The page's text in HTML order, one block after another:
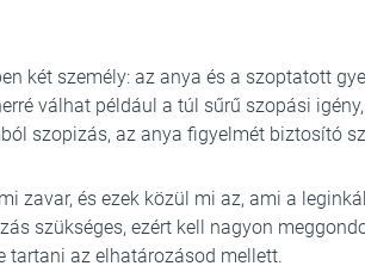
két személy: az anya és a szoptatott
válhat például a túl sűrű szopási
szopizás, az anya figyelmét biztosító
zavar, és ezek közül mi az, ami a
szükséges, ezért kell nagyon
tartani az elhatározásod mellett.